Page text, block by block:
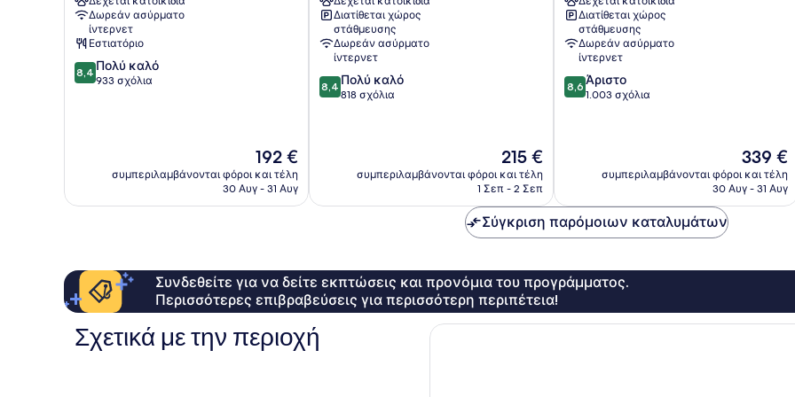
Δωρεάν ασύρματο
ίντερνετ
Εστιατόριο
8.4
στα
8,4 Πολύ καλό
933 σχόλια
Η
τιμή
είναι
192 €
συμπεριλαμβάνονται φόροι και τέλη
30 Αυγ - 31 Αυγ
της
Νίκαιας
Διατίθεται χώρος
στάθμευσης
Δωρεάν ασύρματο
ίντερνετ
8.4
στα
σχόλια
8,4 Πολύ καλό
818 σχόλια
Η
τιμή
είναι
215 €
συμπεριλαμβάνονται φόροι και τέλη
1 Σεπ - 2 Σεπ
Nice
Κέντρο
της
Νίκαιας
Διατίθεται χώρος
στάθμευσης
Δωρεάν ασύρματο
ίντερνετ
8.6
στα
8,6 Άριστο
1.003 σχόλια
Η
τιμή
είναι
339 €
συμπεριλαμβάνονται φόροι και τέλη
30 Αυγ - 31 Αυγ
Σύγκριση παρόμοιων καταλυμάτων
Συνδεθείτε για να δείτε εκπτώσεις και προνόμια του προγράμματος.
Περισσότερες επιβραβεύσεις για περισσότερη περιπέτεια!
Σχετικά με την περιοχή